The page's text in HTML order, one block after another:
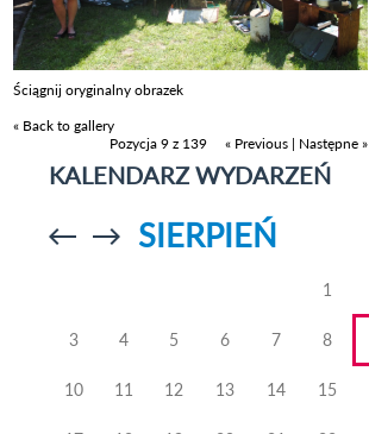
Ściągnij oryginalny obrazek
« Back to gallery
Pozycja 9 z 139
« Previous | Następne »
KALENDARZ WYDARZEŃ
Przejdź doPrzejdź do
SIERPIEŃ
1
3 4 5 6 7 8
10 11 12 13 14 15